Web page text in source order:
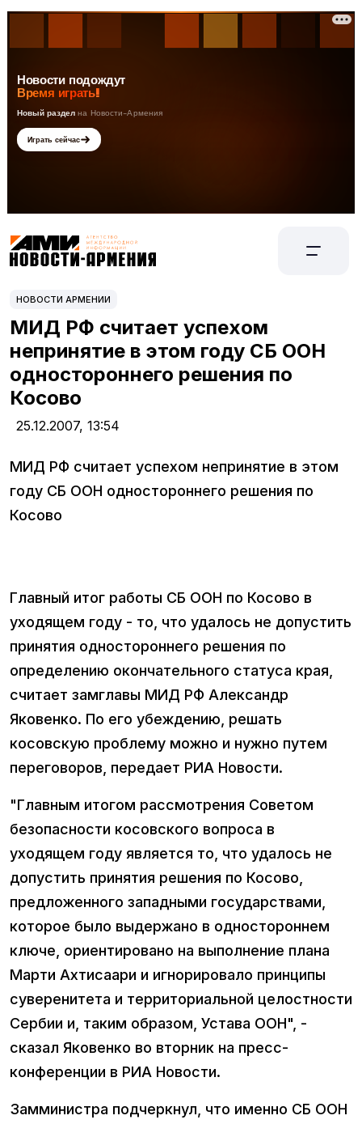
НОВОСТИ АРМЕНИИ
МИД РФ считает успехом
непринятие в этом году СБ ООН
одностороннего решения по
Косово
25.12.2007, 13:54
МИД РФ считает успехом непринятие в этом
году СБ ООН одностороннего решения по
Косово
Главный итог работы СБ ООН по Косово в
уходящем году - то, что удалось не допустить
принятия одностороннего решения по
определению окончательного статуса края,
считает замглавы МИД РФ Александр
Яковенко. По его убеждению, решать
косовскую проблему можно и нужно путем
переговоров, передает РИА Новости.
"Главным итогом рассмотрения Советом
безопасности косовского вопроса в
уходящем году является то, что удалось не
допустить принятия решения по Косово,
предложенного западными государствами,
которое было выдержано в одностороннем
ключе, ориентировано на выполнение плана
Марти Ахтисаари и игнорировало принципы
суверенитета и территориальной целостности
Сербии и, таким образом, Устава ООН", -
сказал Яковенко во вторник на пресс-
конференции в РИА Новости.
Замминистра подчеркнул, что именно СБ ООН